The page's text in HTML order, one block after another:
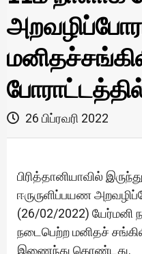
26 பிப்ரவரி 2022
பிரித்தானியாவில்
ஈருருளிப்பயண
(26/02/2022) யேர்மனி
நடைபெற்ற மனிதச்
இணைந்து கொண்டது.